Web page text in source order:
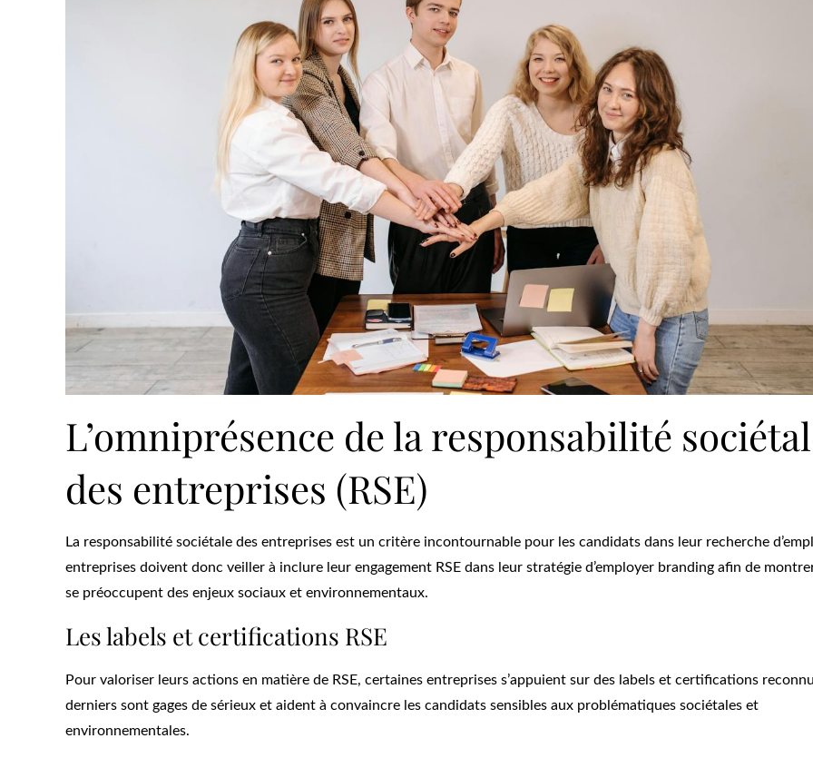
L’omniprésence de la responsabilité
des entreprises (RSE)
La responsabilité sociétale des entreprises est un critère incontournable pour les candidats dans leur recherche
entreprises doivent donc veiller à inclure leur engagement RSE dans leur stratégie d’employer branding afin de montrer
se préoccupent des enjeux sociaux et environnementaux.
Les labels et certifications RSE
Pour valoriser leurs actions en matière de RSE, certaines entreprises s’appuient sur des labels et certifications
derniers sont gages de sérieux et aident à convaincre les candidats sensibles aux problématiques sociétales et
environnementales.